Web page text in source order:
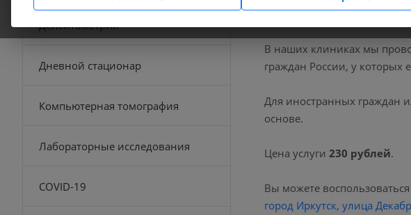
В наших клиниках мы
граждан России, у которых
Для иностранных граждан
основе.
Цена услуги 230 рублей.
Вы можете
город Иркутск, улица
Денситометрия
Дневной стационар
Компьютерная томография
Лабораторные исследования
COVID-19